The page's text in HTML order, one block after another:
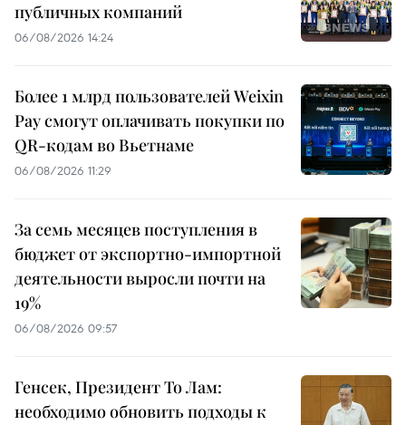
публичных компаний
06/08/2026 14:24
Более 1 млрд пользователей Weixin
Pay смогут оплачивать покупки по
QR-кодам во Вьетнаме
06/08/2026 11:29
За семь месяцев поступления в
бюджет от экспортно-импортной
деятельности выросли почти на
19%
06/08/2026 09:57
Генсек, Президент То Лам:
необходимо обновить подходы к